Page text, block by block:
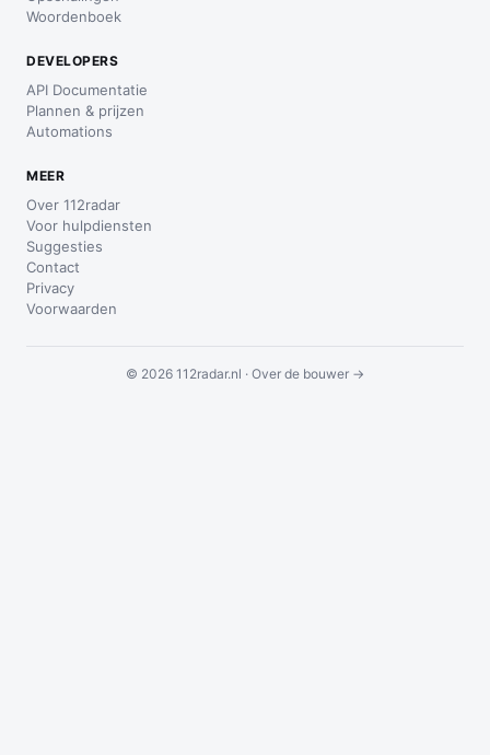
Woordenboek
DEVELOPERS
API Documentatie
Plannen & prijzen
Automations
MEER
Over 112radar
Voor hulpdiensten
Suggesties
Contact
Privacy
Voorwaarden
© 2026 112radar.nl · Over de bouwer →